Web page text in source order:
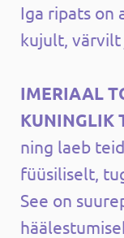
Iga ripats on
kujult, värvilt
IMERIAAL
KUNINGLIK
ning laeb
füüsiliselt,
See on